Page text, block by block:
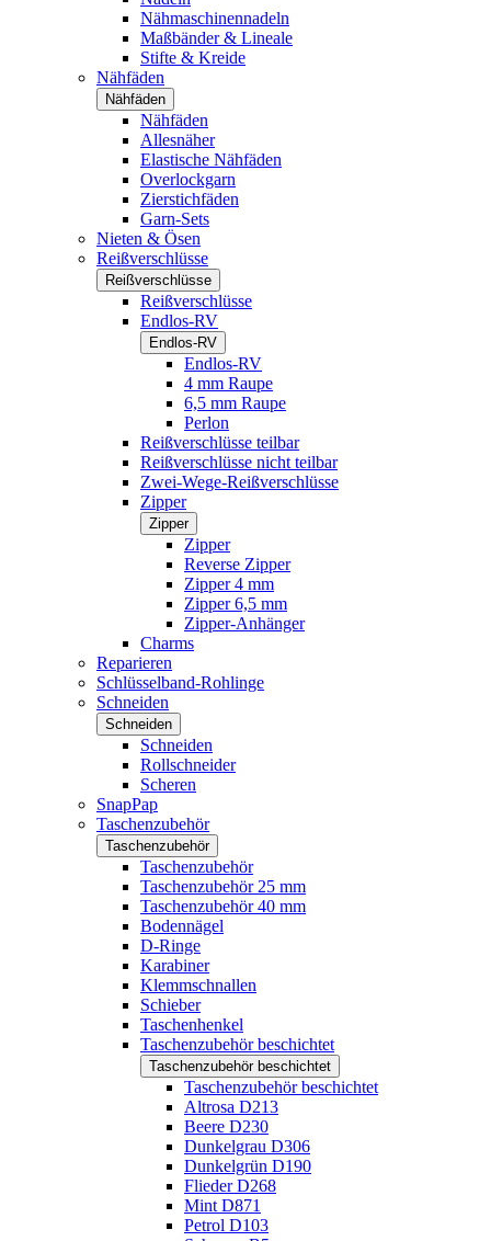
Nähmaschinennadeln
Maßbänder & Lineale
Stifte & Kreide
Nähfäden
Nähfäden
Nähfäden
Allesnäher
Elastische Nähfäden
Overlockgarn
Zierstichfäden
Garn-Sets
Nieten & Ösen
Reißverschlüsse
Reißverschlüsse
Reißverschlüsse
Endlos-RV
Endlos-RV
Endlos-RV
4 mm Raupe
6,5 mm Raupe
Perlon
Reißverschlüsse teilbar
Reißverschlüsse nicht teilbar
Zwei-Wege-Reißverschlüsse
Zipper
Zipper
Zipper
Reverse Zipper
Zipper 4 mm
Zipper 6,5 mm
Zipper-Anhänger
Charms
Reparieren
Schlüsselband-Rohlinge
Schneiden
Schneiden
Schneiden
Rollschneider
Scheren
SnapPap
Taschenzubehör
Taschenzubehör
Taschenzubehör
Taschenzubehör 25 mm
Taschenzubehör 40 mm
Bodennägel
D-Ringe
Karabiner
Klemmschnallen
Schieber
Taschenhenkel
Taschenzubehör beschichtet
Taschenzubehör beschichtet
Taschenzubehör beschichtet
Altrosa D213
Beere D230
Dunkelgrau D306
Dunkelgrün D190
Flieder D268
Mint D871
Petrol D103